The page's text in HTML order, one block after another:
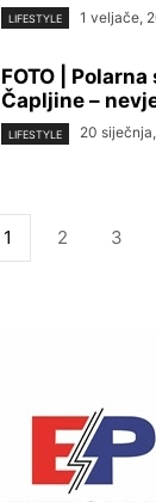
LIFESTYLE 1 veljače,
FOTO |
Čapljine –
LIFESTYLE 20
1 2 3